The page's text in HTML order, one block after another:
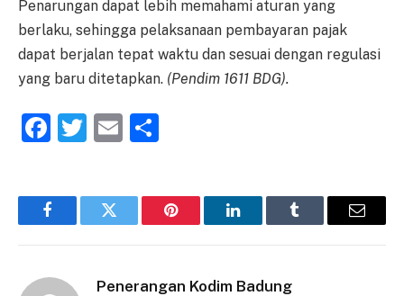
Penarungan dapat lebih memahami aturan yang
berlaku, sehingga pelaksanaan pembayaran pajak
dapat berjalan tepat waktu dan sesuai dengan regulasi
yang baru ditetapkan. (Pendim 1611 BDG).
Facebook
Twitter
Email
FacebookTwitter Pinterest LinkedInTumblr Email
Penerangan Kodim Badung